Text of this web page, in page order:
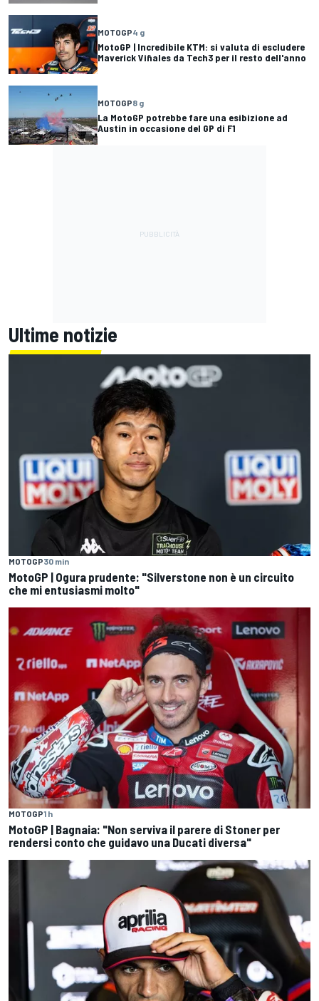
MOTOGP4 g
MotoGP | Incredibile KTM: si valuta di escludere
Maverick Viñales da Tech3 per il resto dell'anno
MOTOGP8 g
La MotoGP potrebbe fare una esibizione ad
Austin in occasione del GP di F1
Ultime notizie
MOTOGP30 min
MotoGP | Ogura prudente: "Silverstone non è un circuito
che mi entusiasmi molto"
MOTOGP1 h
MotoGP | Bagnaia: "Non serviva il parere di Stoner per
rendersi conto che guidavo una Ducati diversa"